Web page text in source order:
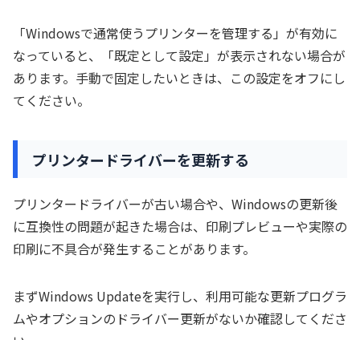
「Windowsで通常使うプリンターを管理する」が有効に
なっていると、「既定として設定」が表示されない場合が
あります。手動で固定したいときは、この設定をオフにし
てください。
プリンタードライバーを更新する
プリンタードライバーが古い場合や、Windowsの更新後
に互換性の問題が起きた場合は、印刷プレビューや実際の
印刷に不具合が発生することがあります。
まずWindows Updateを実行し、利用可能な更新プログラ
ムやオプションのドライバー更新がないか確認してくださ